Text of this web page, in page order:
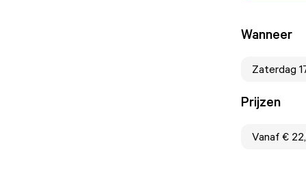
Wanneer
Zaterdag
Prijzen
Vanaf €